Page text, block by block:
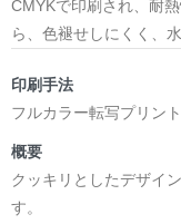
CMYKで印刷され、耐
ら、色褪せしにくく、
印刷手法
フルカラー転写プリント
概要
クッキリとしたデザイ
す。